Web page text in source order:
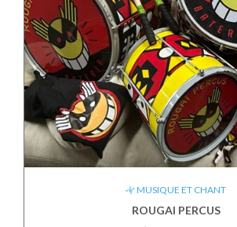
MUSIQUE ET CHANT
ROUGAI PERCUS